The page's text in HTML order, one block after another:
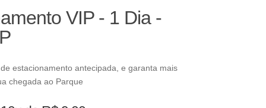
VIP - 1 Dia -
estacionamento antecipada, e garanta mais
chegada ao Parque